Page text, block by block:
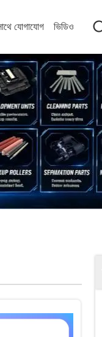
যোগাযোগ ভিডিও